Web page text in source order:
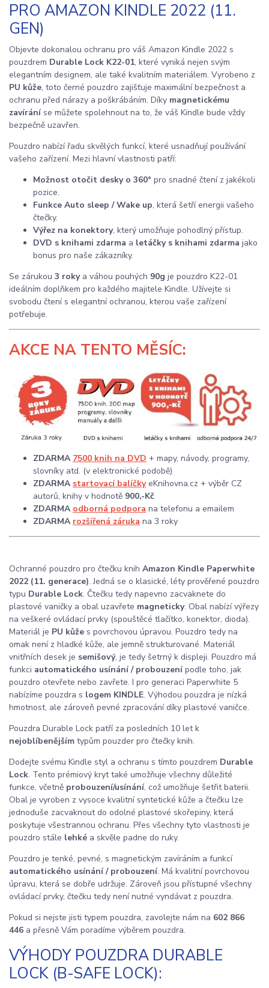
PRO AMAZON KINDLE 2022 (11.
GEN)
Objevte dokonalou ochranu pro váš Amazon Kindle 2022 s
pouzdrem Durable Lock K22-01, které vyniká nejen svým
elegantním designem, ale také kvalitním materiálem. Vyrobeno z
PU kůže, toto černé pouzdro zajišťuje maximální bezpečnost a
ochranu před nárazy a poškrábáním. Díky magnetickému
zavíráníse můžete spolehnout na to, že váš Kindle bude vždy
bezpečně uzavřen.
Pouzdro nabízí řadu skvělých funkcí, které usnadňují používání
vašeho zařízení. Mezi hlavní vlastnosti patří:
Možnost otočit desky o 360° pro snadné čtení z jakékoli
pozice.
Funkce Auto sleep / Wake up, která šetří energii vašeho
čtečky.
Výřez na konektory, který umožňuje pohodlný přístup.
DVD s knihami zdarma a letáčky s knihami zdarma jako
bonus pro naše zákazníky.
Se zárukou 3 rokya váhou pouhých 90g je pouzdro K22-01
ideálním doplňkem pro každého majitele Kindle. Užívejte si
svobodu čtení s elegantní ochranou, kterou vaše zařízení
potřebuje.
AKCE NA TENTO MĚSÍC:
ZDARMA 7500 knih na DVD + mapy, návody, programy,
slovníky atd. (v elektronické podobě)
ZDARMA startovací balíčkyeKnihovna.cz + výběr CZ
autorů, knihy v hodnotě 900,-Kč
ZDARMA odborná podpora na telefonu a emailem
ZDARMA rozšířená záruka na 3 roky
Ochranné pouzdro pro čtečku knih Amazon Kindle Paperwhite
2022 (11. generace). Jedná se o klasické, léty prověřené pouzdro
typu Durable Lock. Čtečku tedy napevno zacvaknete do
plastové vaničky a obal uzavřete magneticky. Obal nabízí výřezy
na veškeré ovládací prvky (spouštěcé tlačítko, konektor, dioda).
Materiál je PU kůže s povrchovou úpravou. Pouzdro tedy na
omak není z hladké kůže, ale jemně strukturované. Materiál
vnitřních desek je semišový, je tedy šetrný k displeji. Pouzdro má
funkci automatického usínání / probouzenípodle toho, jak
pouzdro otevřete nebo zavřete. I pro generaci Paperwhite 5
nabízíme pouzdra s logem KINDLE. Výhodou pouzdra je nízká
hmotnost, ale zároveň pevné zpracování díky plastové vaničce.
Pouzdra Durable Lock patří za posledních 10 let k
nejoblíbenějším typům pouzder pro čtečky knih.
Dodejte svému Kindle styl a ochranu s tímto pouzdrem Durable
Lock. Tento prémiový kryt také umožňuje všechny důležité
funkce, včetně probouzení/usínání, což umožňuje šetřit baterii.
Obal je vyroben z vysoce kvalitní syntetické kůže a čtečku lze
jednoduše zacvaknout do odolné plastové skořepiny, která
poskytuje všestrannou ochranu. Přes všechny tyto vlastnosti je
pouzdro stále lehké a skvěle padne do ruky.
Pouzdro je tenké, pevné, s magnetickým zavíráním a funkcí
automatického usínání / probouzení. Má kvalitní povrchovou
úpravu, která se dobře udržuje. Zároveň jsou přístupné všechny
ovládací prvky, čtečku tedy není nutné vyndávat z pouzdra.
Pokud si nejste jisti typem pouzdra, zavolejte nám na 602 866
446 a přesně Vám poradíme výběrem pouzdra.
VÝHODY POUZDRA DURABLE
LOCK (B-SAFE LOCK):